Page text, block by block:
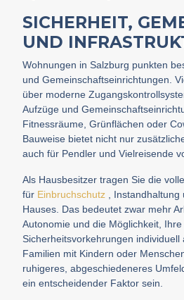
SICHERHEIT,
UND
Wohnungen in Salzburg punkten
und Gemeinschaftseinrichtungen.
über moderne
Aufzüge und
Fitnessräume, Grünflächen oder
Bauweise bietet nicht nur
auch für Pendler und Vielreisende
Als Hausbesitzer tragen Sie die
für Einbruchschutz ,
Hauses. Das bedeutet zwar mehr
Autonomie und die Möglichkeit, Ihre
Sicherheitsvorkehrungen individuell
Familien mit Kindern oder
ruhigeres, abgeschiedeneres
ein entscheidender Faktor sein.